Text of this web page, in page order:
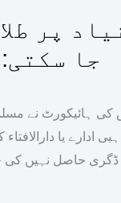
پر
جا
کی ہائیکورٹ نے
ادارے یا
حاصل نہیں کی